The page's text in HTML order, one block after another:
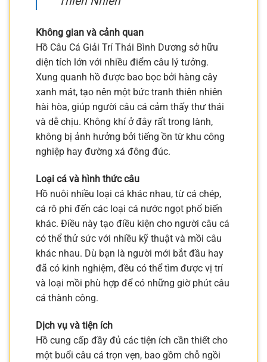
Không gian và cảnh quan
Hồ Câu Cá Giải Trí Thái Bình Dương sở hữu
diện tích lớn với nhiều điểm câu lý tưởng.
Xung quanh hồ được bao bọc bởi hàng cây
xanh mát, tạo nên một bức tranh thiên nhiên
hài hòa, giúp người câu cá cảm thấy thư thái
và dễ chịu. Không khí ở đây rất trong lành,
không bị ảnh hưởng bởi tiếng ồn từ khu công
nghiệp hay đường xá đông đúc.
Loại cá và hình thức câu
Hồ nuôi nhiều loại cá khác nhau, từ cá chép,
cá rô phi đến các loại cá nước ngọt phổ biến
khác. Điều này tạo điều kiện cho người câu cá
có thể thử sức với nhiều kỹ thuật và mồi câu
khác nhau. Dù bạn là người mới bắt đầu hay
đã có kinh nghiệm, đều có thể tìm được vị trí
và loại mồi phù hợp để có những giờ phút câu
cá thành công.
Dịch vụ và tiện ích
Hồ cung cấp đầy đủ các tiện ích cần thiết cho
một buổi câu cá trọn vẹn, bao gồm chỗ ngồi